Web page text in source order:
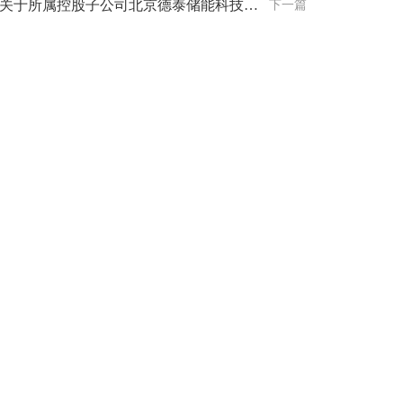
关于所属控股子公司北京德泰储能科技有限公司与长沙理工大学合作取得储能专利技术的公告 下一篇